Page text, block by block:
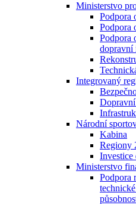
Ministerstvo
Podpora
Podpora
Podpora
dopravní
Integrovaný
Národní
Kabina
Regiony
Ministerstvo
Podpora